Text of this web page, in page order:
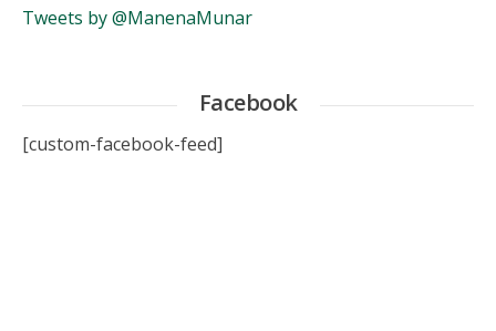
Tweets by @ManenaMunar
Facebook
[custom-facebook-feed]